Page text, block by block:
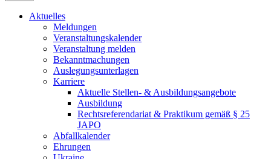
Aktuelles
Meldungen
Veranstaltungskalender
Veranstaltung melden
Bekanntmachungen
Auslegungsunterlagen
Karriere
Aktuelle Stellen- & Ausbildungsangebote
Ausbildung
Rechtsreferendariat & Praktikum gemäß § 25
JAPO
Abfallkalender
Ehrungen